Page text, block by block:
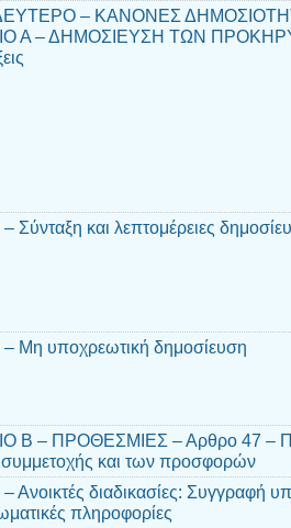
– ΚΑΝΟΝΕΣ
Α – ΔΗΜΟΣΙΕΥΣΗ ΤΩΝ
Σύνταξη και λεπτομέρειες
Μη υποχρεωτική δημοσίευση
Β – ΠΡΟΘΕΣΜΙΕΣ – Αρθρο 47 –
και των προσφορών
Ανοικτές διαδικασίες: Συγγραφή
πληροφορίες